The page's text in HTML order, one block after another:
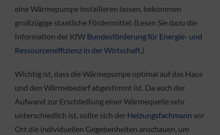
eine Wärmepumpe installieren lassen, bekommen
großzügige staatliche Fördermittel. (Lesen Sie dazu die
Information der KfW Bundesförderung für Energie- und
Ressourceneffizienz in der Wirtschaft.)
Wichtig ist, dass die Wärmepumpe optimal auf das Haus
und den Wärmebedarf abgestimmt ist. Da auch der
Aufwand zur Erschließung einer Wärmequelle sehr
unterschiedlich ist, sollte sich der Heizungsfachmann vor
Ort die individuellen Gegebenheiten anschauen, um